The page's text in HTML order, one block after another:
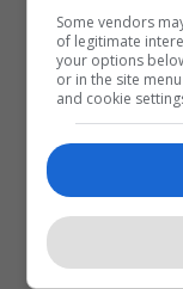
Some vendors
of legitimate
your options
or in the site
and cookie